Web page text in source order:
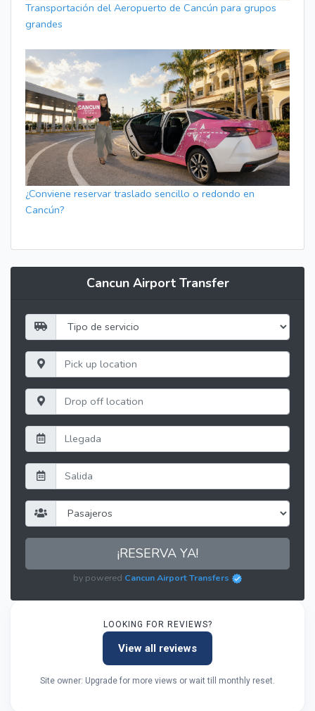
Transportación del Aeropuerto de Cancún para grupos
grandes
¿Conviene reservar traslado sencillo o redondo en
Cancún?
Cancun Airport Transfer
¡RESERVA YA!
by powered Cancun Airport Transfers
LOOKING FOR REVIEWS?
View all reviews
Site owner: Upgrade for more views or wait till monthly reset.